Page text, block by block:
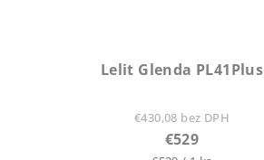
Lelit Glenda PL41Plus
€430,08 bez DPH
€529